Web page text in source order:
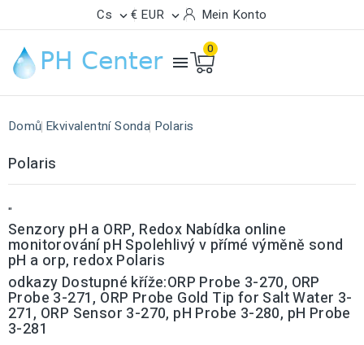
Cs  € EUR  Mein Konto

0
Domů Ekvivalentní Sonda Polaris
Polaris
"
Senzory pH a ORP, Redox Nabídka online
monitorování pH Spolehlivý v přímé výměně sond
pH a orp, redox Polaris
odkazy Dostupné kříže:ORP Probe 3-270, ORP
Probe 3-271, ORP Probe Gold Tip for Salt Water 3-
271, ORP Sensor 3-270, pH Probe 3-280, pH Probe
3-281